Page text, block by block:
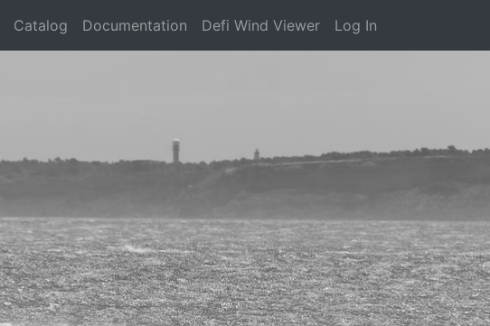
Catalog Documentation Defi Wind Viewer Log In